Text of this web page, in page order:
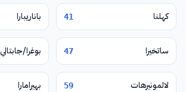
كهلنا 41 باناريبارا
ساتخيرا 47
لالمونيرهات 59 بهيرامارا